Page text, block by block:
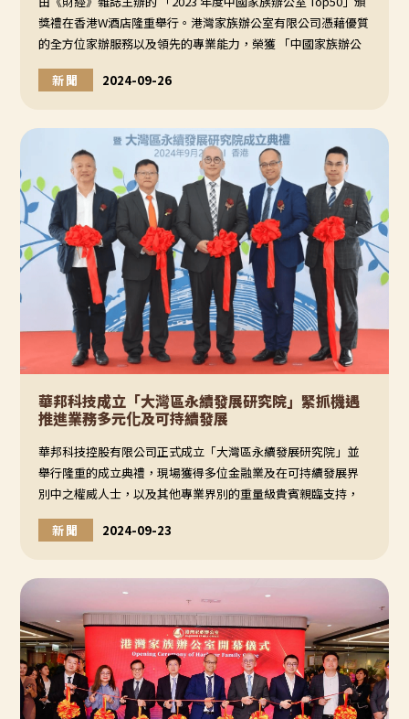
獎禮在香港W酒店隆重舉行。港灣家族辦公室有限公司憑藉優質
的全方位家辦服務以及領先的專業能力，榮獲 「中國家族辦公
室 TOP50」殊榮。
新聞
2024-09-26
華邦科技成立「大灣區永續發展研究院」緊抓機遇
推進業務多元化及可持續發展
華邦科技控股有限公司正式成立「大灣區永續發展研究院」並
舉行隆重的成立典禮，現場獲得多位金融業及在可持續發展界
別中之權威人士，以及其他專業界別的重量級貴賓親臨支持，
發展研究院副院長陳永森先生、大灣區永續發展研究院理事長
生及港灣家族辦公室首席經濟師邢磊先生，共同見證這個重要
新聞 2024-09-23